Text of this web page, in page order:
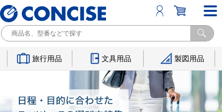
旅行用品 文具用品 製図用品